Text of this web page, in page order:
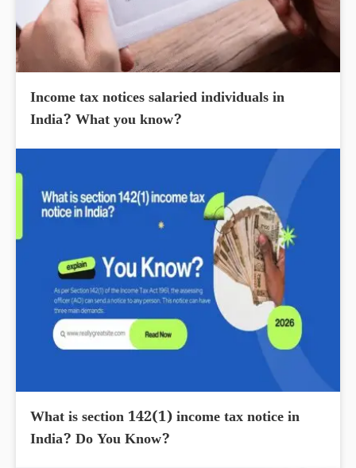
Income tax notices salaried individuals in
India? What you know?
What is section 142(1) income tax notice in
India? Do You Know?